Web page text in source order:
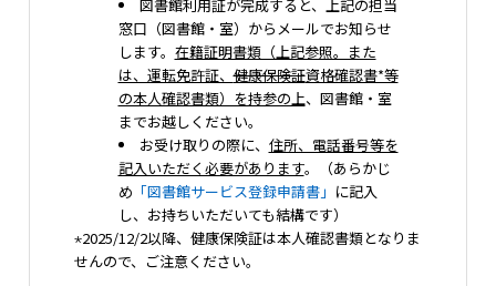
図書館利用証が完成すると、上記の担当
窓口（図書館・室）からメールでお知らせ
します。 在籍証明書類（上記参照。また
は、運転免許証、健康保険証資格確認書*等
の本人確認書類）を持参の上、図書館・室
までお越しください。
お受け取りの際に、 住所、電話番号等を
記入いただく必要があります。（あらかじ
め 「図書館サービス登録申請書」 に記入
し、お持ちいただいても結構です）
⋆2025/12/2以降、健康保険証は本人確認書類となりま
せんので、ご注意ください。